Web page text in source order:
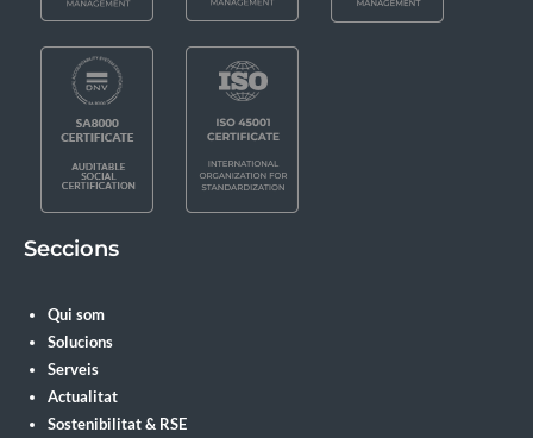
Seccions
Qui som
Solucions
Serveis
Actualitat
Sostenibilitat & RSE